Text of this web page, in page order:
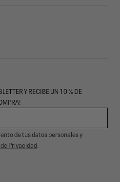
Y RECIBE UN 10 % DE
de tus datos personales y
Privacidad.